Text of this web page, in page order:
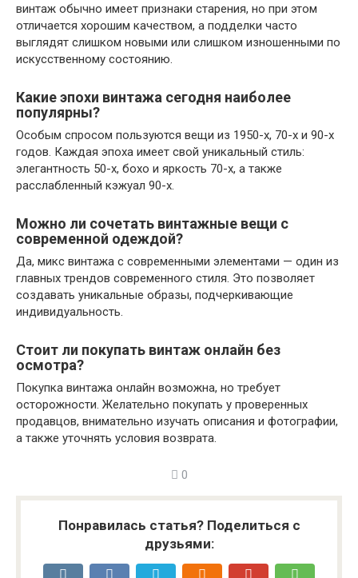
винтаж обычно имеет признаки старения, но при этом
отличается хорошим качеством, а подделки часто
выглядят слишком новыми или слишком изношенными по
искусственному состоянию.
Какие эпохи винтажа сегодня наиболее
популярны?
Особым спросом пользуются вещи из 1950-х, 70-х и 90-х
годов. Каждая эпоха имеет свой уникальный стиль:
элегантность 50-х, бохо и яркость 70-х, а также
расслабленный кэжуал 90-х.
Можно ли сочетать винтажные вещи с
современной одеждой?
Да, микс винтажа с современными элементами — один из
главных трендов современного стиля. Это позволяет
создавать уникальные образы, подчеркивающие
индивидуальность.
Стоит ли покупать винтаж онлайн без
осмотра?
Покупка винтажа онлайн возможна, но требует
осторожности. Желательно покупать у проверенных
продавцов, внимательно изучать описания и фотографии,
а также уточнять условия возврата.
0
Понравилась статья? Поделиться с
друзьями: